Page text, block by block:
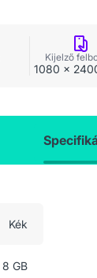
Kijelző
1080 x
Kék
8 GB